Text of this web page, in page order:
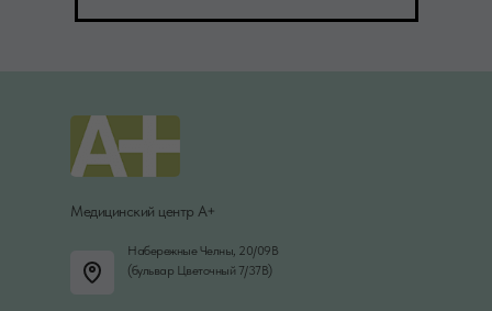
Медицинский центр А+
Набережные Челны, 20/09В
(бульвар Цветочный 7/37В)